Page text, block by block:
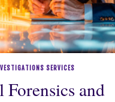
SERVICES
and